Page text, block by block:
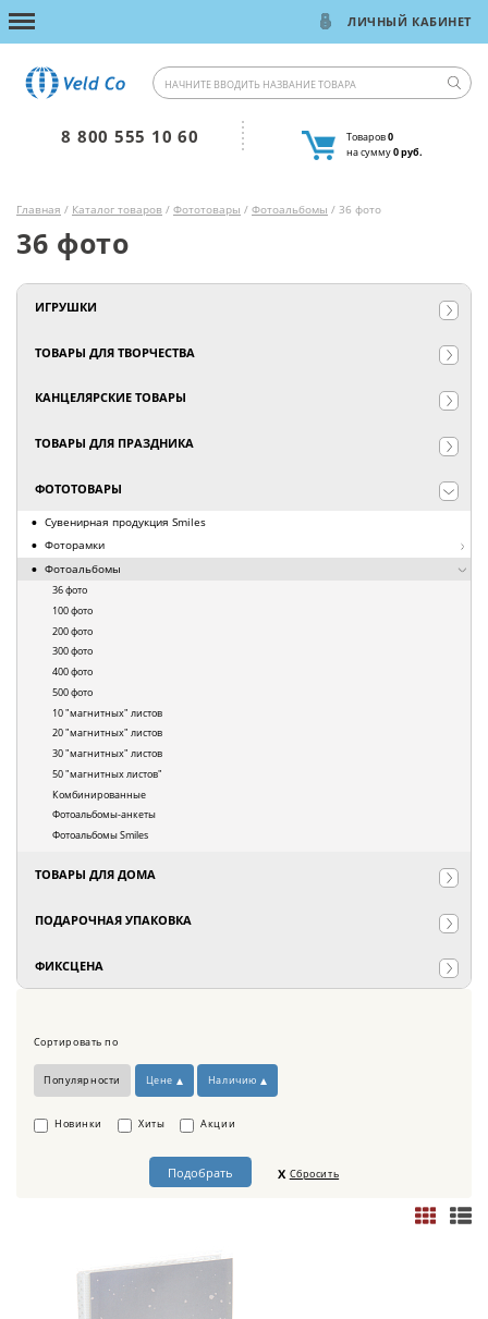
ЛИЧНЫЙ КАБИНЕТ
8 800 555 10 60 Товаров0
на сумму0 руб.
Главная / Каталог товаров / Фототовары / Фотоальбомы / 36 фото
36 фото
ИГРУШКИ
ТОВАРЫ ДЛЯ ТВОРЧЕСТВА
КАНЦЕЛЯРСКИЕ ТОВАРЫ
ТОВАРЫ ДЛЯ ПРАЗДНИКА
ФОТОТОВАРЫ
Сувенирная продукция Smiles
Фоторамки
Фотоальбомы
36 фото
100 фото
200 фото
300 фото
400 фото
500 фото
10 "магнитных" листов
20 "магнитных" листов
30 "магнитных" листов
50 "магнитных листов"
Комбинированные
Фотоальбомы-анкеты
Фотоальбомы Smiles
ТОВАРЫ ДЛЯ ДОМА
ПОДАРОЧНАЯ УПАКОВКА
ФИКСЦЕНА
Сортировать по
Популярности Цене Наличию
Сбросить
Новинки Хиты Акции